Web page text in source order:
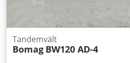
Tandemvält
Bomag BW120 AD-4